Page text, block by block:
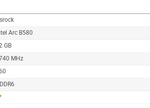
Arc B580
GB
MHz